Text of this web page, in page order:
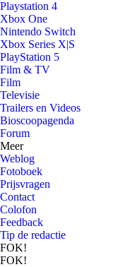
Playstation 4
Xbox One
Nintendo Switch
Xbox Series X|S
PlayStation 5
Film & TV
Film
Televisie
Trailers en Videos
Bioscoopagenda
Forum
Meer
Weblog
Fotoboek
Prijsvragen
Contact
Colofon
Feedback
Tip de redactie
FOK!
FOK!